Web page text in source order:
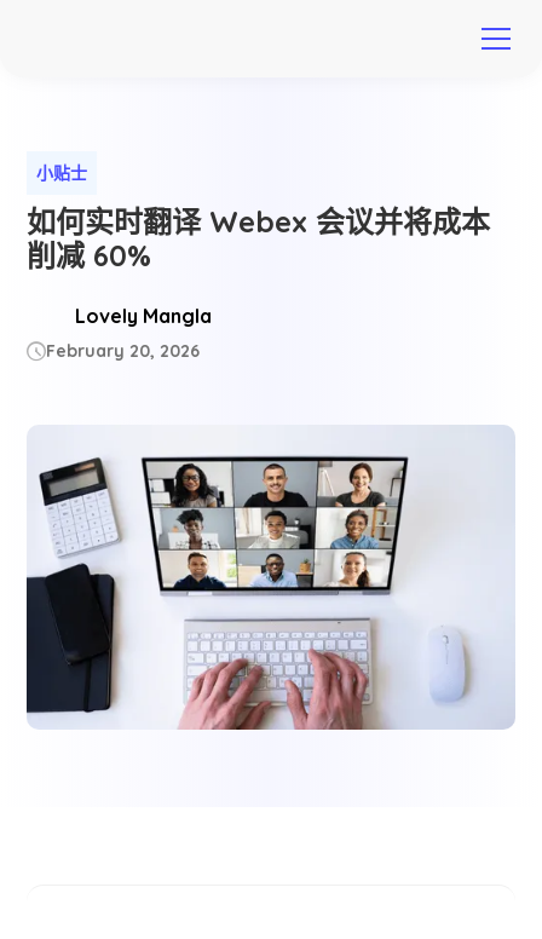
小贴士
如何实时翻译 Webex 会议并将成本
削减 60%
Lovely Mangla
February 20, 2026